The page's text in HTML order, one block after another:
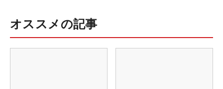
オススメの記事